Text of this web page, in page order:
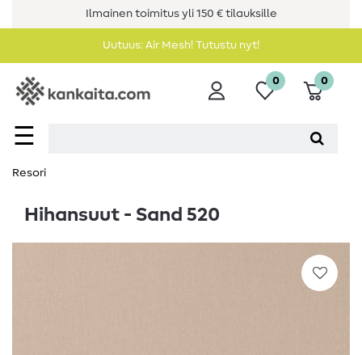
Ilmainen toimitus yli 150 € tilauksille
Uutuus: Air Mesh! Tutustu nyt!
☰
0 0
Resori
Hihansuut - Sand 520